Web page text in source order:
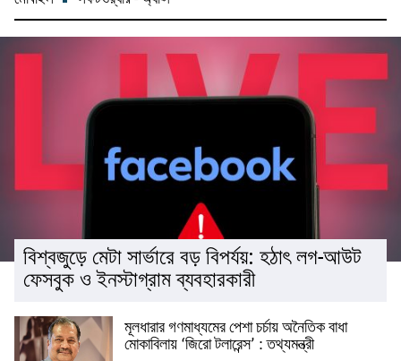
বিশ্বজুড়ে মেটা সার্ভারে বড় বিপর্যয়: হঠাৎ লগ-আউট
ফেসবুক ও ইনস্টাগ্রাম ব্যবহারকারী
মূলধারার গণমাধ্যমের পেশা চর্চায় অনৈতিক বাধা
মোকাবিলায় ‘জিরো টলারেন্স’ : তথ্যমন্ত্রী